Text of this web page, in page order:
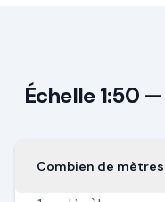
Échelle 1:50
Combien de mètres